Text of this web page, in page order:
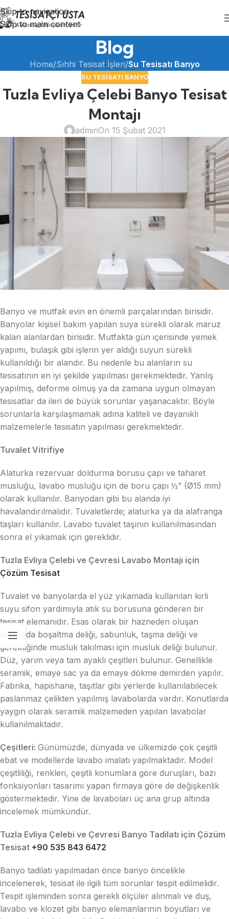
Skip to navigation
Skip to main content
Blog
Home/Sıhhi Tesisat İşleri/Su Tesisatı Banyo
SU TESISATI BANYO
Tuzla Evliya Çelebi Banyo Tesisat
Montajı
adminOn 15 Şubat 2021
Banyo ve mutfak evin en önemli parçalarından birisidir.
Banyolar kişisel bakım yapılan suya sürekli olarak maruz
kalan alanlardan birisidir. Mutfakta gün içerisinde yemek
yapımı, bulaşık gibi işlerin yer aldığı suyun sürekli
kullanıldığı bir alandır. Bu nedenle bu alanların su
tesisatının en iyi şekilde yapılması gerekmektedir. Yanlış
yapılmış, deforme olmuş ya da zamana uygun olmayan
tesisatlar da ileri de büyük sorunlar yaşanacaktır. Böyle
sorunlarla karşılaşmamak adına kaliteli ve dayanıklı
malzemelerle tesisatın yapılması gerekmektedir.
Tuvalet Vitrifiye
Alaturka rezervuar doldurma borusu çapı ve taharet
musluğu, lavabo musluğu için de boru çapı ½” (Ø15 mm)
olarak kullanılır. Banyodan gibi bu alanda iyi
havalandırılmalıdır. Tuvaletlerde; alaturka ya da alafranga
taşları kullanılır. Lavabo tuvalet taşının kullanılmasından
sonra el yıkamak için gereklidir.
Tuzla Evliya Çelebi ve Çevresi Lavabo Montajı için
Çözüm Tesisat
Tuvalet ve banyolarda el yüz yıkamada kullanılan kirli
suyu sifon yardımıyla atık su borusuna gönderen bir
tesisat elemanıdır. Esas olarak bir hazneden oluşan
lavaboda boşaltma deliği, sabunluk, taşma deliği ve
gerektiğinde musluk takılması için musluk deliği bulunur.
Düz, yarım veya tam ayaklı çeşitleri bulunur. Genellikle
seramik, emaye sac ya da emaye dökme demirden yapılır.
Fabrika, hapishane, taşıtlar gibi yerlerde kullanılabilecek
paslanmaz çelikten yapılmış lavabolarda vardır. Konutlarda
yaygın olarak seramik malzemeden yapılan lavabolar
kullanılmaktadır.
Çeşitleri: Günümüzde, dünyada ve ülkemizde çok çeşitli
ebat ve modellerde lavabo imalatı yapılmaktadır. Model
çeşitliliği, renkleri, çeşitli konumlara göre duruşları, bazı
fonksiyonları tasarımı yapan firmaya göre de değişkenlik
göstermektedir. Yine de lavaboları üç ana grup altında
incelemek mümkündür.
Tuzla Evliya Çelebi ve Çevresi Banyo Tadilatı için Çözüm
Tesisat +90 535 843 6472
Banyo tadilatı yapılmadan önce banyo öncelikle
incelenerek, tesisat ile ilgili tüm sorunlar tespit edilmelidir.
Tespit işleminden sonra gerekli ölçüler alınmalı ve duş,
lavabo ve klozet gibi banyo elemanlarının boyutları ve